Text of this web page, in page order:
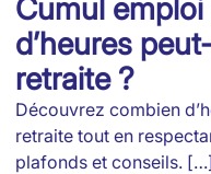
Cumul
d’heures
retraite ?
Découvrez combien
retraite tout en
plafonds et conseils. […]